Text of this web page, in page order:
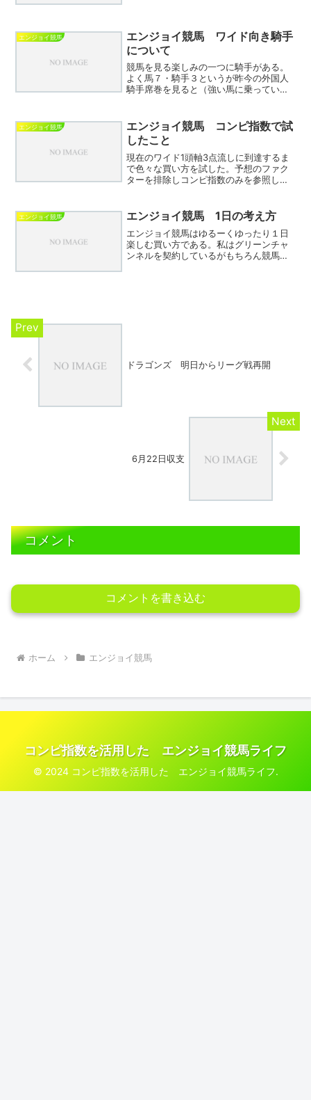
る。競馬場は最高だ...
エンジョイ競馬
エンジョイ競馬 ワイド向き騎手
について
競馬を見る楽しみの一つに騎手がある。
よく馬７・騎手３というが昨今の外国人
騎手席巻を見ると（強い馬に乗っている
ているファンも「戸崎ー！いけー！」
「川田、もってこい！」など...
エンジョイ競馬
エンジョイ競馬 コンピ指数で試
したこと
現在のワイド1頭軸3点流しに到達するま
で色々な買い方を試した。予想のファク
ターを排除しコンピ指数のみを参照し購
い。いっとき私はエンジョイパチンコ必
勝法を確立し仕事が休み...
エンジョイ競馬 エンジョイ競馬 1日の考え方
エンジョイ競馬はゆるーくゆったり１日
楽しむ買い方である。私はグリーンチャ
ンネルを契約しているがもちろん競馬場
ドラゴンズ 明日からリーグ戦再開
6月22日収支
コメント
コメントを書き込む
ホーム エンジョイ競馬
コンピ指数を活用した エンジョイ競馬ライフ
© 2024 コンピ指数を活用した エンジョイ競馬ライフ.